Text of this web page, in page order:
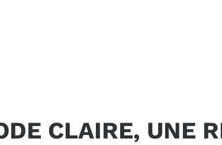
CLAIRE, UNE